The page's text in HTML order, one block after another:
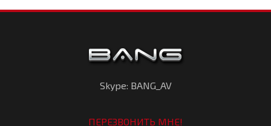
Skype: BANG_AV
ПЕРЕЗВОНИТЬ МНЕ!